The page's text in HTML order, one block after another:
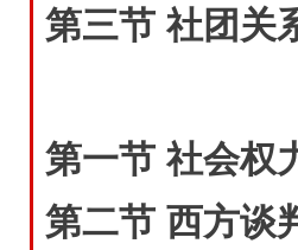
第三节 社团关
第一节 社会权
第二节 西方谈